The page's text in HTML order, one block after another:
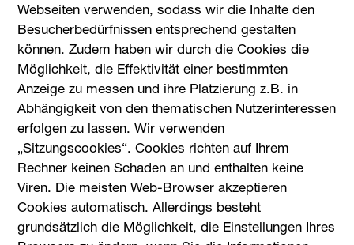
Webseiten verwenden, sodass wir die Inhalte den
Besucherbedürfnissen entsprechend gestalten
können. Zudem haben wir durch die Cookies die
Möglichkeit, die Effektivität einer bestimmten
Anzeige zu messen und ihre Platzierung z.B. in
Abhängigkeit von den thematischen Nutzerinteressen
erfolgen zu lassen. Wir verwenden
„Sitzungscookies“. Cookies richten auf Ihrem
Rechner keinen Schaden an und enthalten keine
Viren. Die meisten Web-Browser akzeptieren
Cookies automatisch. Allerdings besteht
grundsätzlich die Möglichkeit, die Einstellungen Ihres